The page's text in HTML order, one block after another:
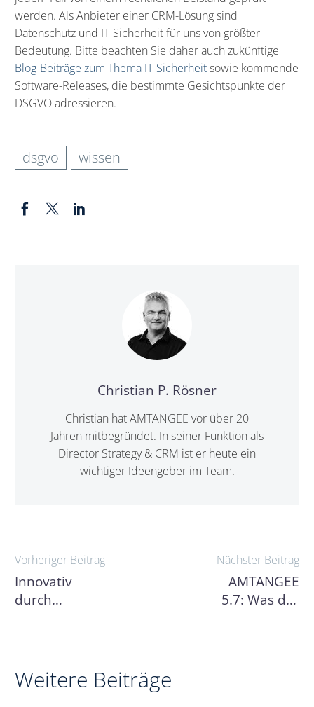
werden. Als Anbieter einer CRM-Lösung sind
Datenschutz und IT-Sicherheit für uns von größter
Bedeutung. Bitte beachten Sie daher auch zukünftige
Blog-Beiträge zum Thema IT-Sicherheitsowie kommende
Software-Releases, die bestimmte Gesichtspunkte der
DSGVO adressieren.
dsgvo wissen
Christian P. Rösner
Christian hat AMTANGEE vor über 20
Jahren mitbegründet. In seiner Funktion als
Director Strategy & CRM ist er heute ein
wichtiger Ideengeber im Team.
Beitragsnavigation
Vorheriger Beitrag
Innovativ
durch
AMTANGEE
Nächster Beitrag
AMTANGEE
5.7: Was der
Weitere Beiträge